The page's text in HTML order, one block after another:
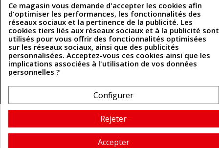
Coordonnées
493 Chemin de Catougnac
81300 Graulhet
05 63 34 51 88
contact@cuirenstock.com
Cuirenstock © 2026 - Une création Quatrys 💙
Ce magasin vous demande d'accepter les cookies afin
d'optimiser les performances, les fonctionnalités des
réseaux sociaux et la pertinence de la publicité. Les
cookies tiers liés aux réseaux sociaux et à la publicité sont
utilisés pour vous offrir des fonctionnalités optimisées
sur les réseaux sociaux, ainsi que des publicités
personnalisées. Acceptez-vous ces cookies ainsi que les
implications associées à l'utilisation de vos données
personnelles ?
Configurer
Rejeter
Accepter